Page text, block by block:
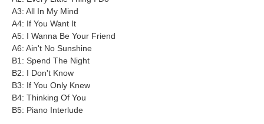
A3: All In My Mind
A4: If You Want It
A5: I Wanna Be Your Friend
A6: Ain't No Sunshine
B1: Spend The Night
B2: I Don't Know
B3: If You Only Knew
B4: Thinking Of You
B5: Piano Interlude